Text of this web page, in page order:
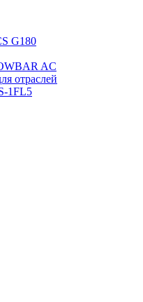
G180
AC
отраслей
1FL5